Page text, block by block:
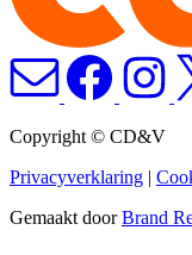
Copyright © CD&V
Privacyverklaring |
Gemaakt doorBrand